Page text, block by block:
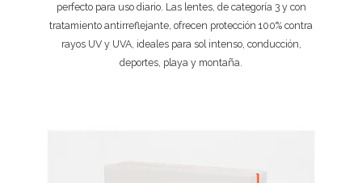
perfecto para uso diario. Las lentes, de categoría 3 y con
tratamiento antirreflejante, ofrecen protección 100% contra
rayos UV y UVA, ideales para sol intenso, conducción,
deportes, playa y montaña.